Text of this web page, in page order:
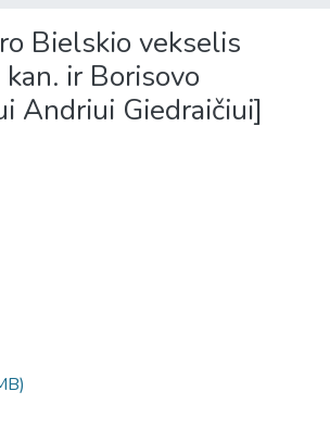
Bielskio vekselis
ir Borisovo
Andriui Giedraičiui]